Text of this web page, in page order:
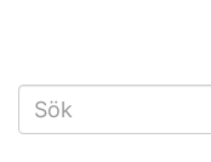
SÖKFORMULÄR